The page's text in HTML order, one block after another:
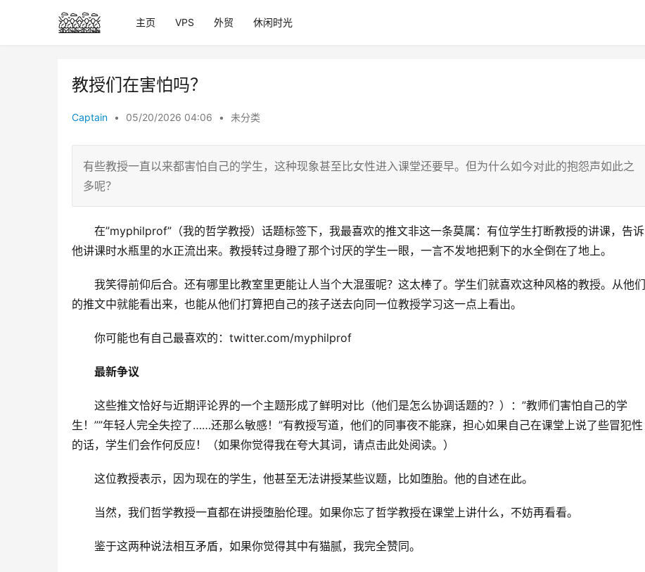
主页 VPS 外贸 休闲时光
教授们在害怕吗？
Captain • 05/20/2026 04:06 • 未分类
有些教授一直以来都害怕自己的学生，这种现象甚至比女性进入课堂还要早。但为什么如今对此的抱怨声如此之
多呢？
在”myphilprof”（我的哲学教授）话题标签下，我最喜欢的推文非这一条莫属：有位学生打断教授的讲课，告诉
他讲课时水瓶里的水正流出来。教授转过身瞪了那个讨厌的学生一眼，一言不发地把剩下的水全倒在了地上。
我笑得前仰后合。还有哪里比教室里更能让人当个大混蛋呢？这太棒了。学生们就喜欢这种风格的教授。从他们
的推文中就能看出来，也能从他们打算把自己的孩子送去向同一位教授学习这一点上看出。
你可能也有自己最喜欢的：twitter.com/myphilprof
最新争议
这些推文恰好与近期评论界的一个主题形成了鲜明对比（他们是怎么协调话题的？）：”教师们害怕自己的学
生！””年轻人完全失控了……还那么敏感！”有教授写道，他们的同事夜不能寐，担心如果自己在课堂上说了些冒犯性
的话，学生们会作何反应！（如果你觉得我在夸大其词，请点击此处阅读。）
这位教授表示，因为现在的学生，他甚至无法讲授某些议题，比如堕胎。他的自述在此。
当然，我们哲学教授一直都在讲授堕胎伦理。如果你忘了哲学教授在课堂上讲什么，不妨再看看。
鉴于这两种说法相互矛盾，如果你觉得其中有猫腻，我完全赞同。